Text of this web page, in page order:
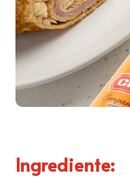
Ingrediente: